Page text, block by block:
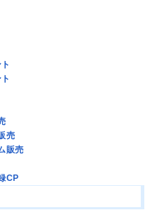
売
販売
CP